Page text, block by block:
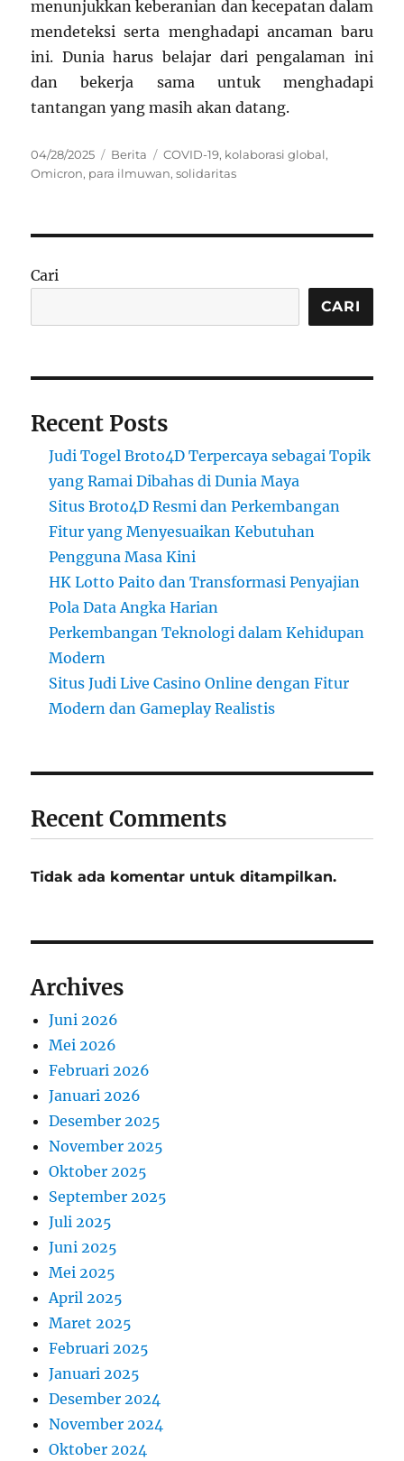
menunjukkan keberanian dan kecepatan dalam
mendeteksi serta menghadapi ancaman baru
ini. Dunia harus belajar dari pengalaman ini
dan bekerja sama untuk menghadapi
tantangan yang masih akan datang.
Posted
on
04/28/2025 Categories
Berita Tags
COVID-19, kolaborasi global,
Omicron, para ilmuwan,solidaritas
Cari
CARI
Recent Posts
Judi Togel Broto4D Terpercaya sebagai Topik
yang Ramai Dibahas di Dunia Maya
Situs Broto4D Resmi dan Perkembangan
Fitur yang Menyesuaikan Kebutuhan
Pengguna Masa Kini
HK Lotto Paito dan Transformasi Penyajian
Pola Data Angka Harian
Perkembangan Teknologi dalam Kehidupan
Modern
Situs Judi Live Casino Online dengan Fitur
Modern dan Gameplay Realistis
Recent Comments
Tidak ada komentar untuk ditampilkan.
Archives
Juni 2026
Mei 2026
Februari 2026
Januari 2026
Desember 2025
November 2025
Oktober 2025
September 2025
Juli 2025
Juni 2025
Mei 2025
April 2025
Maret 2025
Februari 2025
Januari 2025
Desember 2024
November 2024
Oktober 2024